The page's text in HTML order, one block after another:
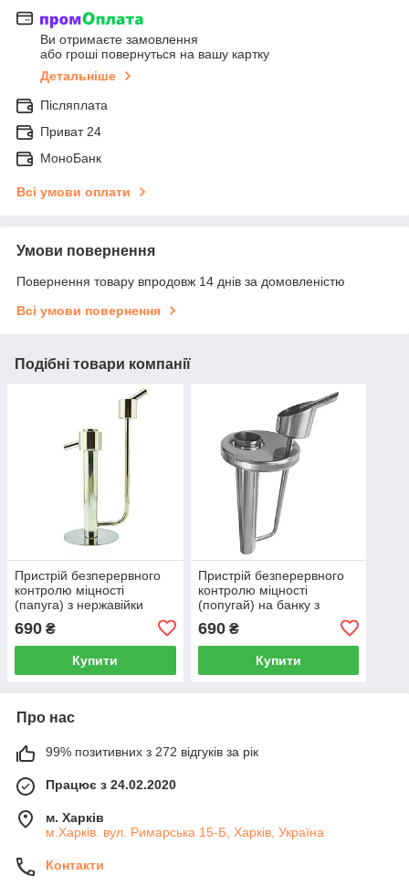
Ви отримаєте замовлення
або гроші повернуться на вашу картку
Детальніше
Післяплата
Приват 24
МоноБанк
Всі умови оплати
Умови повернення
Повернення товару впродовж 14 днів за домовленістю
Всі умови повернення
Подібні товари компанії
Пристрій безперервного
контролю міцності
(папуга) з нержавійки
690 ₴
Купити
Пристрій безперервного
контролю міцності
(попугай) на банку з
690₴
Купити
Про нас
99% позитивних з 272 відгуків за рік
Працює з 24.02.2020
м. Харків
м.Харків. вул. Римарська 15-Б, Харків, Україна
Контакти